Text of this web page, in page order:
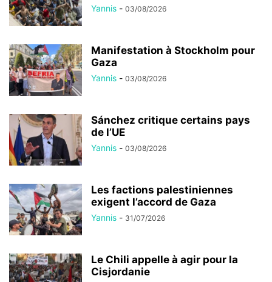
Yannis - 03/08/2026
Manifestation à Stockholm pour
Gaza
Yannis - 03/08/2026
Sánchez critique certains pays
de l’UE
Yannis - 03/08/2026
Les factions palestiniennes
exigent l’accord de Gaza
Yannis - 31/07/2026
Le Chili appelle à agir pour la
Cisjordanie